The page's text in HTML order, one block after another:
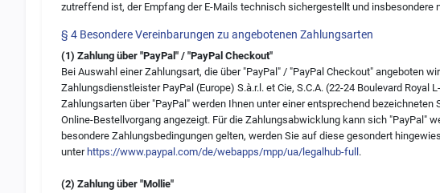
zutreffend ist, der Empfang der E-Mails technisch sichergestellt und insbesondere
§ 4 Besondere Vereinbarungen zu angebotenen Zahlungsarten
(1) Zahlung über "PayPal" / "PayPal Checkout"
Bei Auswahl einer Zahlungsart, die über "PayPal" / "PayPal Checkout" angeboten
Zahlungsdienstleister PayPal (Europe) S.à.r.l. et Cie, S.C.A. (22-24 Boulevard Royal
Zahlungsarten über "PayPal" werden Ihnen unter einer entsprechend
Online-Bestellvorgang angezeigt. Für die Zahlungsabwicklung kann sich "PayPal"
besondere Zahlungsbedingungen gelten, werden Sie auf diese gesondert
unter https://www.paypal.com/de/webapps/mpp/ua/legalhub-full .
(2) Zahlung über "Mollie"